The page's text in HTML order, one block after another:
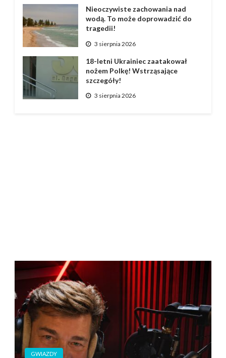
Nieoczywiste zachowania nad
wodą. To może doprowadzić do
tragedii!
3 sierpnia 2026
18-letni Ukrainiec zaatakował
nożem Polkę! Wstrząsające
szczegóły!
3 sierpnia 2026
GWIAZDY